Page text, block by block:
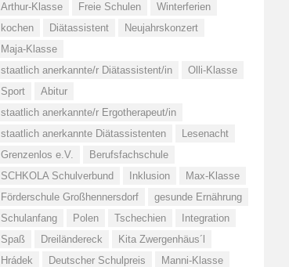
Arthur-Klasse Freie Schulen
Winterferien
kochen
Diätassistent
Neujahrskonzert
Maja-Klasse
staatlich anerkannte/r Diätassistent/in
Olli-Klasse
Sport
Abitur
staatlich anerkannte/r Ergotherapeut/in
staatlich anerkannte Diätassistenten
Lesenacht
Grenzenlos e.V.
Berufsfachschule
SCHKOLA Schulverbund
Inklusion
Max-Klasse
Förderschule Großhennersdorf
gesunde Ernährung
Schulanfang
Polen Tschechien
Integration
Spaß
Dreiländereck
Kita Zwergenhäus´l
Hrádek
Deutscher Schulpreis
Manni-Klasse